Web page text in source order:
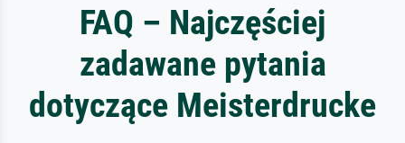
FAQ – Najczęściej
zadawane pytania
dotyczące Meisterdrucke